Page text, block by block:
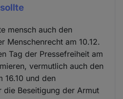
mensch auch den
Menschenrecht am 10.12.
Tag der Pressefreiheit am
vermutlich auch den
16.10 und den
die Beseitigung der Armut